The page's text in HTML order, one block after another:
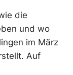
die
und wo
im März
Auf